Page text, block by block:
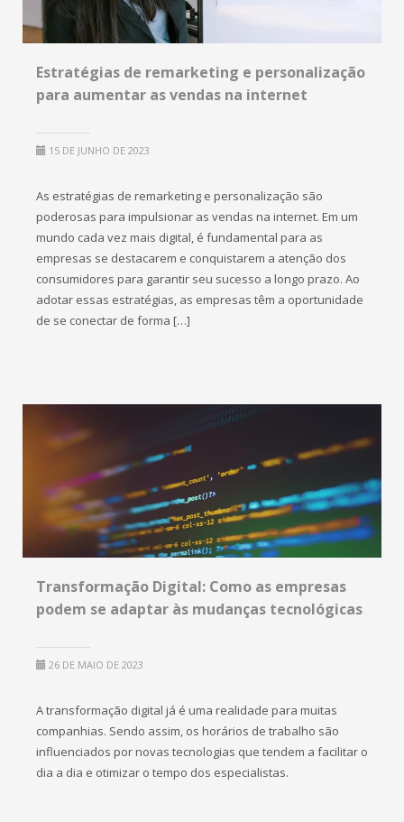
Estratégias de remarketing e personalização
para aumentar as vendas na internet
15 DE JUNHO DE 2023
As estratégias de remarketing e personalização são
poderosas para impulsionar as vendas na internet. Em um
mundo cada vez mais digital, é fundamental para as
empresas se destacarem e conquistarem a atenção dos
consumidores para garantir seu sucesso a longo prazo. Ao
adotar essas estratégias, as empresas têm a oportunidade
de se conectar de forma […]
Transformação Digital: Como as empresas
podem se adaptar às mudanças tecnológicas
26 DE MAIO DE 2023
A transformação digital já é uma realidade para muitas
companhias. Sendo assim, os horários de trabalho são
influenciados por novas tecnologias que tendem a facilitar o
dia a dia e otimizar o tempo dos especialistas.